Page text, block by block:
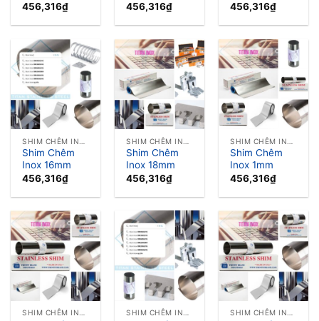
456,316₫
456,316₫
456,316₫
Shim Chêm
Inox 16mm
456,316₫
Shim Chêm
Inox 18mm
456,316₫
Shim Chêm
Inox 1mm
456,316₫